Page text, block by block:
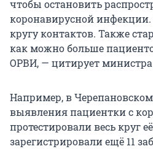
чтобы остановить
коронавирусной
кругу контактов. Также
как можно больше
ОРВИ, — цитирует
Например, в
выявления пациентки с
протестировали весь круг
зарегистрировали ещё 11